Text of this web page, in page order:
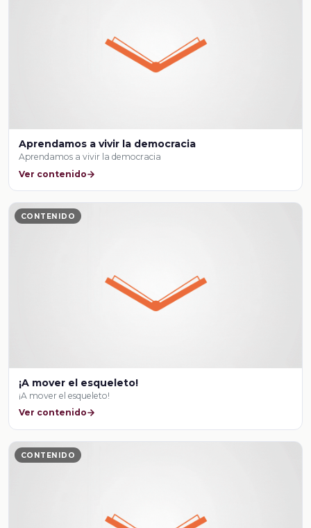
Aprendamos a vivir la democracia
Aprendamos a vivir la democracia
Ver contenido
CONTENIDO
¡A mover el esqueleto!
¡A mover el esqueleto!
Ver contenido
CONTENIDO